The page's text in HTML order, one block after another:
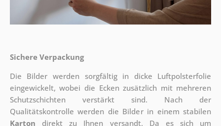
Sichere Verpackung
Die Bilder werden sorgfältig in dicke Luftpolsterfolie
eingewickelt, wobei die Ecken zusätzlich mit mehreren
Schutzschichten verstärkt sind. Nach der
Qualitätskontrolle werden die Bilder in einem stabilen
Karton direkt zu Ihnen versandt. Da es sich um